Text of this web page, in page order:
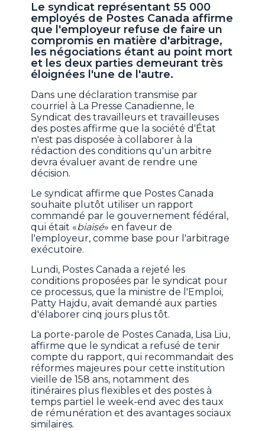
Le syndicat représentant 55 000
employés de Postes Canada affirme
que l'employeur refuse de faire un
compromis en matière d'arbitrage,
les négociations étant au point mort
et les deux parties demeurant très
éloignées l'une de l'autre.
Dans une déclaration transmise par
courriel à La Presse Canadienne, le
Syndicat des travailleurs et travailleuses
des postes affirme que la société d'État
n'est pas disposée à collaborer à la
rédaction des conditions qu'un arbitre
devra évaluer avant de rendre une
décision.
Le syndicat affirme que Postes Canada
souhaite plutôt utiliser un rapport
commandé par le gouvernement fédéral,
qui était «biaisé» en faveur de
l'employeur, comme base pour l'arbitrage
exécutoire.
Lundi, Postes Canada a rejeté les
conditions proposées par le syndicat pour
ce processus, que la ministre de l'Emploi,
Patty Hajdu, avait demandé aux parties
d'élaborer cinq jours plus tôt.
La porte-parole de Postes Canada, Lisa Liu,
affirme que le syndicat a refusé de tenir
compte du rapport, qui recommandait des
réformes majeures pour cette institution
vieille de 158 ans, notamment des
itinéraires plus flexibles et des postes à
temps partiel le week-end avec des taux
de rémunération et des avantages sociaux
similaires.